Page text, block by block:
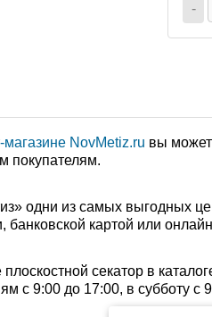
-
магазине NovMetiz.ru вы
покупателям.
одни из самых выгодных
банковской картой или
секатор в
с 9:00 до 17:00, в субботу